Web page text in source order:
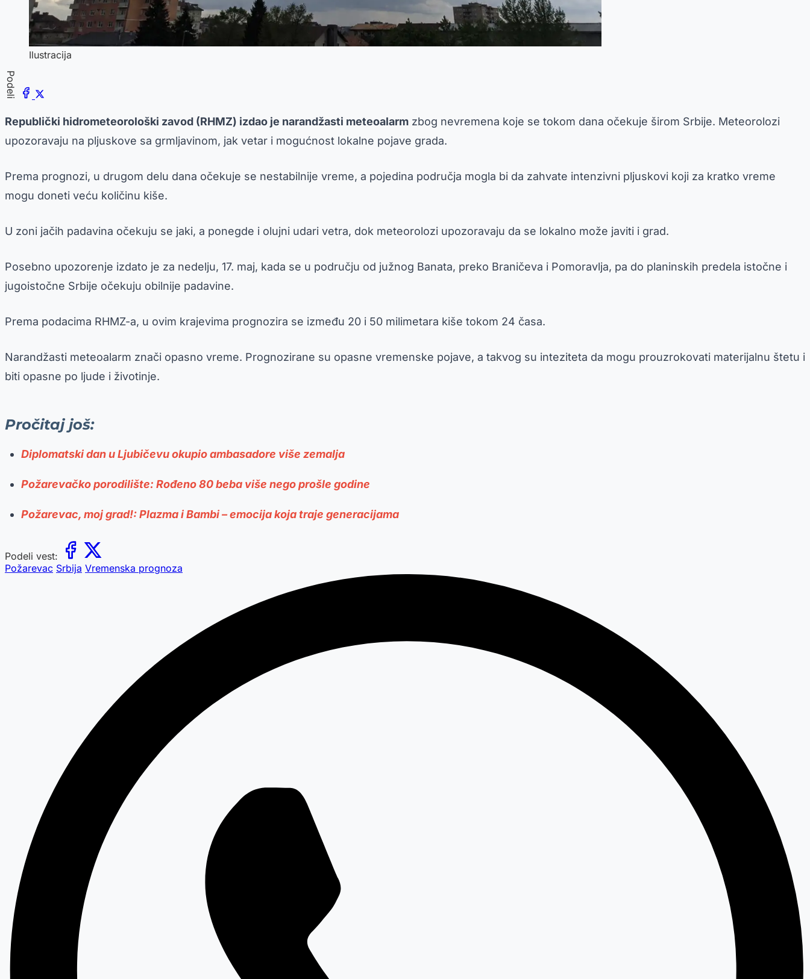
Ilustracija
Podeli
Republički hidrometeorološki zavod (RHMZ) izdao je narandžasti meteoalarm zbog nevremena koje se tokom dana očekuje širom Srbije. Meteorolozi
upozoravaju na pljuskove sa grmljavinom, jak vetar i mogućnost lokalne pojave grada.
Prema prognozi, u drugom delu dana očekuje se nestabilnije vreme, a pojedina područja mogla bi da zahvate intenzivni pljuskovi koji za kratko vreme
mogu doneti veću količinu kiše.
U zoni jačih padavina očekuju se jaki, a ponegde i olujni udari vetra, dok meteorolozi upozoravaju da se lokalno može javiti i grad.
Posebno upozorenje izdato je za nedelju, 17. maj, kada se u području od južnog Banata, preko Braničeva i Pomoravlja, pa do planinskih predela istočne i
jugoistočne Srbije očekuju obilnije padavine.
Prema podacima RHMZ-a, u ovim krajevima prognozira se između 20 i 50 milimetara kiše tokom 24 časa.
Narandžasti meteoalarm znači opasno vreme. Prognozirane su opasne vremenske pojave, a takvog su inteziteta da mogu prouzrokovati materijalnu štetu i
biti opasne po ljude i životinje.
Pročitaj još:
Diplomatski dan u Ljubičevu okupio ambasadore više zemalja
Požarevačko porodilište: Rođeno 80 beba više nego prošle godine
Požarevac, moj grad!: Plazma i Bambi – emocija koja traje generacijama
Podeli vest:
Požarevac Srbija Vremenska prognoza